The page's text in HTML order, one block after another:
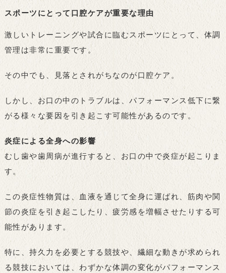
スポーツにとって口腔ケアが重要な理由
激しいトレーニングや試合に臨むスポーツにとって、体調
管理は非常に重要です。
その中でも、見落とされがちなのが口腔ケア。
しかし、お口の中のトラブルは、パフォーマンス低下に繋
がる様々な要因を引き起こす可能性があるのです。
炎症による全身への影響
むし歯や歯周病が進行すると、お口の中で炎症が起こりま
す。
この炎症性物質は、血液を通じて全身に運ばれ、筋肉や関
節の炎症を引き起こしたり、疲労感を増幅させたりする可
能性があります。
特に、持久力を必要とする競技や、繊細な動きが求められ
る競技においては、わずかな体調の変化がパフォーマンス